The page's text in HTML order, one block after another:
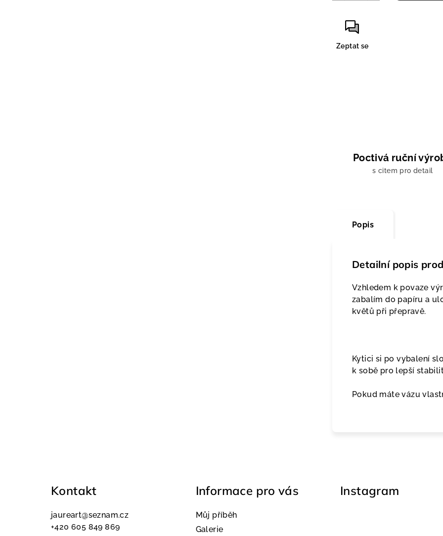
Zeptat se
Poctivá ruční
s citem pro detail
Popis
Detailní popis
Vzhledem k povaze
zabalím do papíru a
květů při přepravě.
Kytici si po vybalení
k sobě pro lepší
Pokud máte vázu
Kontakt
jaureart@seznam.cz
+420 605 849 869
Informace pro vás
Můj příběh
Galerie
Instagram